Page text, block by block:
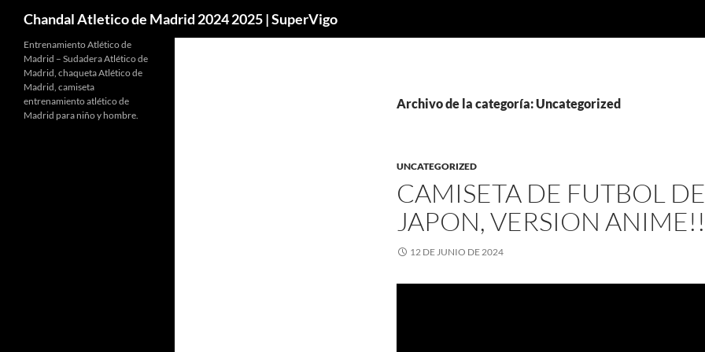
Chandal Atletico de Madrid 2024 2025 | SuperVigo
Archivo de la categoría: Uncategorized
UNCATEGORIZED
CAMISETA DE FUTBOL DE
JAPON, VERSION
12 DE JUNIO DE 2024
Entrenamiento Atlético de
Madrid – Sudadera Atlético de
Madrid, chaqueta Atlético de
Madrid, camiseta
entrenamiento atlético de
Madrid para niño y hombre.